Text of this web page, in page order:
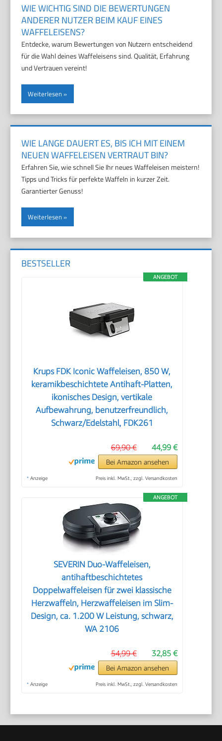
WIE WICHTIG SIND DIE BEWERTUNGEN
ANDERER NUTZER BEIM KAUF EINES
WAFFELEISENS?
Entdecke, warum Bewertungen von Nutzern entscheidend
für die Wahl deines Waffeleisens sind. Qualität, Erfahrung
und Vertrauen vereint!
Weiterlesen
WIE LANGE DAUERT ES, BIS ICH MIT EINEM
NEUEN WAFFELEISEN VERTRAUT BIN?
Erfahren Sie, wie schnell Sie Ihr neues Waffeleisen meistern!
Tipps und Tricks für perfekte Waffeln in kurzer Zeit.
Garantierter Genuss!
Weiterlesen
BESTSELLER
ANGEBOT
Krups FDK Iconic Waffeleisen, 850 W,
keramikbeschichtete Antihaft-Platten,
ikonisches Design, vertikale
Aufbewahrung, benutzerfreundlich,
Schwarz/Edelstahl, FDK261
44,99 €
69,90 €
Bei Amazon ansehen
* Anzeige Preis inkl. MwSt., zzgl. Versandkosten
ANGEBOT
SEVERIN Duo-Waffeleisen,
antihaftbeschichtetes
Doppelwaffeleisen für zwei klassische
Herzwaffeln, Herzwaffeleisen im Slim-
Design, ca. 1.200 W Leistung, schwarz,
WA 2106
32,85 €
54,99 €
Bei Amazon ansehen
* Anzeige Preis inkl. MwSt., zzgl. Versandkosten